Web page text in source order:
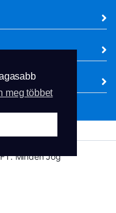
meg többet
Minden Jog